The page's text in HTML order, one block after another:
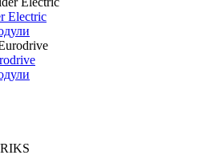
Electric